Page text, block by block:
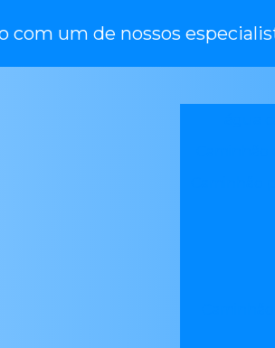
com um de nossos